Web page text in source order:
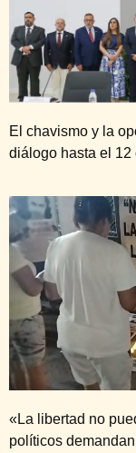
El chavismo y la
diálogo hasta el 12
«La libertad no
políticos